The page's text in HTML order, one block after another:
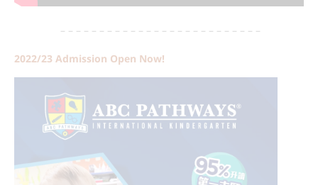
– – – – – – – – – – – – – – – – – – – – – – – – – –
2022/23 Admission Open Now!